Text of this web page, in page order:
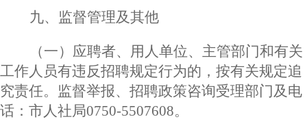
九、 监督管理及其他
（一）应聘者、用人单位、主管部门和有关
工作人员有违反招聘规定行为的，按有关规定追
究责任。监督举报、招聘政策咨询受理部门及电
话：市人社局0750-5507608。